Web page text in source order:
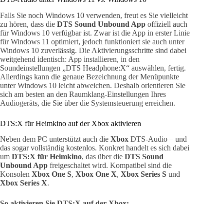
Falls Sie noch Windows 10 verwenden, freut es Sie vielleicht
zu hören, dass die DTS Sound Unbound App offiziell auch
für Windows 10 verfügbar ist. Zwar ist die App in erster Linie
für Windows 11 optimiert, jedoch funktioniert sie auch unter
Windows 10 zuverlässig. Die Aktivierungsschritte sind dabei
weitgehend identisch: App installieren, in den
Soundeinstellungen „DTS Headphone:X“ auswählen, fertig.
Allerdings kann die genaue Bezeichnung der Menüpunkte
unter Windows 10 leicht abweichen. Deshalb orientieren Sie
sich am besten an den Raumklang-Einstellungen Ihres
Audiogeräts, die Sie über die Systemsteuerung erreichen.
DTS:X für Heimkino auf der Xbox aktivieren
Neben dem PC unterstützt auch die Xbox DTS-Audio – und
das sogar vollständig kostenlos. Konkret handelt es sich dabei
um DTS:X für Heimkino, das über die DTS Sound
Unbound App freigeschaltet wird. Kompatibel sind die
Konsolen Xbox One S, Xbox One X, Xbox Series S und
Xbox Series X.